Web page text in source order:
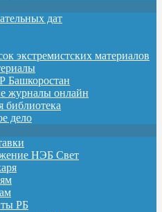
дат
экстремистских материалов
Башкоростан
журналы онлайн
библиотека
дело
НЭБ Свет
РБ